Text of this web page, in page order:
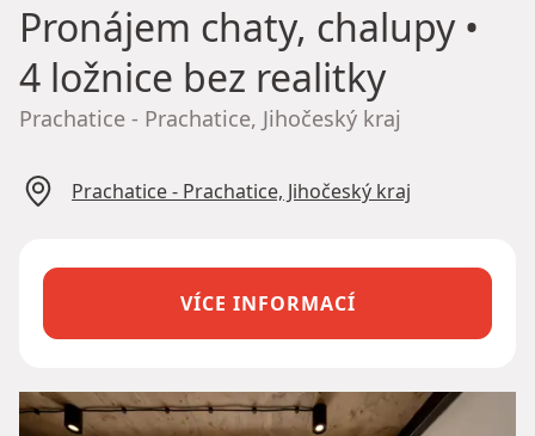
Pronájem chaty, chalupy•
4 ložnice bez realitky
Prachatice - Prachatice, Jihočeský kraj
Prachatice - Prachatice, Jihočeský kraj
VÍCE INFORMACÍ